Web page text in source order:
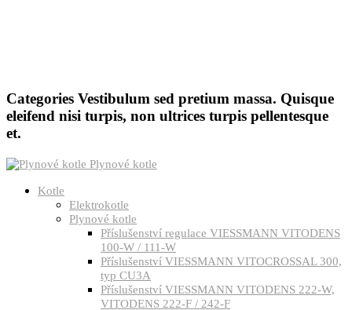
Categories Vestibulum sed pretium massa. Quisque
eleifend nisi turpis, non ultrices turpis pellentesque
et.
Plynové kotle
Kotle
Elektrokotle
Plynové kotle
Příslušenství regulace VIESSMANN VITODENS
100-W / 111-W
Příslušenství VIESSMANN VITOCROSSAL 300,
typ CU3A
Příslušenství VIESSMANN VITODENS 222-W,
VITODENS 222-F / 242-F